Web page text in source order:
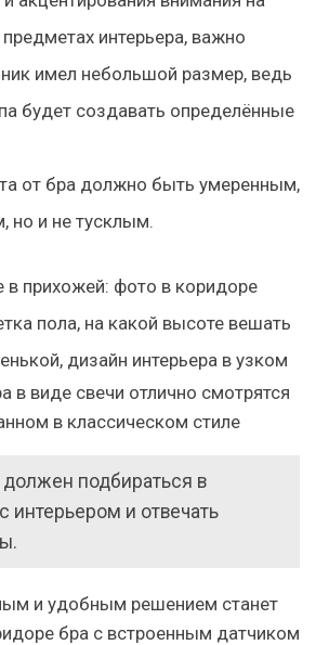
интерьера, важно
имел небольшой размер, ведь
будет создавать определённые
от бра должно быть умеренным,
но и не тусклым.
в виде свечи отлично смотрятся
в классическом стиле
подбираться в
интерьером и отвечать
и удобным решением станет
бра с встроенным датчиком